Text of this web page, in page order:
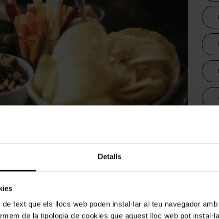
Detalls
text que els llocs web poden instal·lar al teu navegador
de la tipologia de cookies que aquest lloc web pot
2022
tot el que ha de tenir un bon aperitiu
diversitat de tradicions. Una d'elles, i de gran
coneguda internacionalment però amb una
la seva història i les millors zones per a